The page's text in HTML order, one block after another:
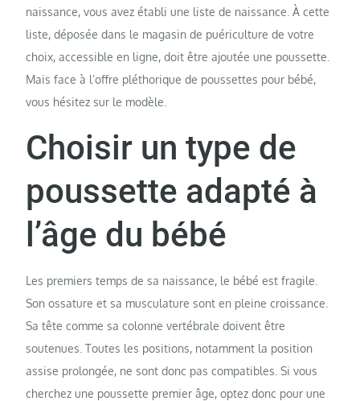
naissance, vous avez établi une liste de naissance. À cette
liste, déposée dans le magasin de puériculture de votre
choix, accessible en ligne, doit être ajoutée une poussette.
Mais face à l’offre pléthorique de poussettes pour bébé,
vous hésitez sur le modèle.
Choisir un type de
poussette adapté à
l’âge du bébé
Les premiers temps de sa naissance, le bébé est fragile.
Son ossature et sa musculature sont en pleine croissance.
Sa tête comme sa colonne vertébrale doivent être
soutenues. Toutes les positions, notamment la position
assise prolongée, ne sont donc pas compatibles. Si vous
cherchez une poussette premier âge, optez donc pour une